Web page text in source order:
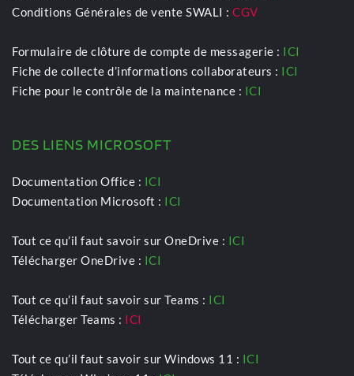
Conditions Générales de vente SWALI : CGV
Formulaire de clôture de compte de messagerie : ICI
Fiche de collecte d’informations collaborateurs : ICI
Fiche pour le contrôle de la maintenance : ICI
DES LIENS MICROSOFT
Documentation Office : ICI
Documentation Microsoft : ICI
Tout ce qu’il faut savoir sur OneDrive : ICI
Télécharger OneDrive : ICI
Tout ce qu’il faut savoir sur Teams : ICI
Télécharger Teams : ICI
Tout ce qu’il faut savoir sur Windows 11 : ICI